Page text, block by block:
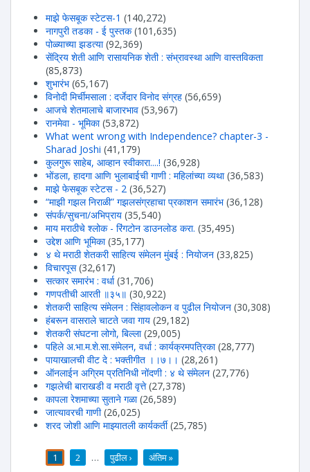
माझे फेसबूक स्टेटस-1 (140,272)
नागपुरी तडका - ई पुस्तक (101,635)
पोळ्याच्या झडत्या (92,369)
सेंद्रिय शेती आणि रासायनिक शेती : संभ्रावस्था आणि वास्तविकता
(85,873)
शुभारंभ (65,167)
विनोदी मिर्चीमसाला : दर्जेदार विनोद संग्रह (56,659)
आजचे शेतमालाचे बाजारभाव (53,967)
रानमेवा - भूमिका (53,872)
What went wrong with Independence? chapter-3 -
Sharad Joshi (41,179)
कुलगुरू साहेब, आव्हान स्वीकारा....! (36,928)
भोंडला, हादगा आणि भुलाबाईची गाणी : महिलांच्या व्यथा (36,583)
माझे फेसबूक स्टेटस - 2 (36,527)
“माझी गझल निराळी” गझलसंग्रहाचा प्रकाशन समारंभ (36,128)
संपर्क/सुचना/अभिप्राय (35,540)
माय मराठीचे श्लोक - रिंगटोन डाउनलोड करा. (35,495)
उद्देश आणि भूमिका (35,177)
४ थे मराठी शेतकरी साहित्य संमेलन मुंबई : नियोजन (33,825)
विचारपूस (32,617)
सत्कार समारंभ : वर्धा (31,706)
गणपतीची आरती ॥३५॥ (30,922)
शेतकरी साहित्य संमेलन : सिंहावलोकन व पुढील नियोजन (30,308)
हंबरून वासराले चाटते जवा गाय (29,182)
शेतकरी संघटना लोगो, बिल्ला (29,005)
पहिले अ.भा.म.शे.सा.संमेलन, वर्धा : कार्यक्रमपत्रिका (28,777)
पायाखालची वीट दे : भक्तीगीत ।।७।। (28,261)
ऑनलाईन अग्रिम प्रतिनिधी नोंदणी : ४ थे संमेलन (27,776)
गझलेची बाराखडी व मराठी वृत्ते (27,378)
कापला रेशमाच्या सुताने गळा (26,589)
जात्यावरची गाणी (26,025)
शरद जोशी आणि माझ्यातली कार्यकर्ती (25,785)
1 2 … पुढील › अंतिम »